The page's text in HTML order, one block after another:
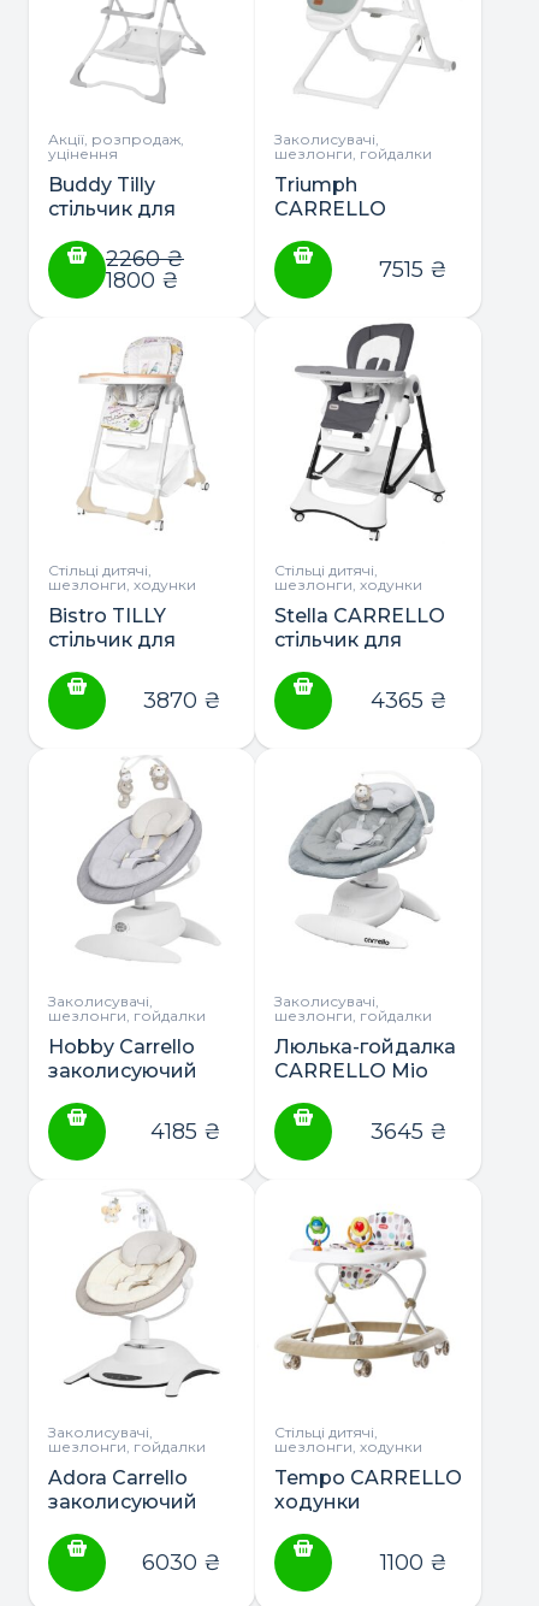
Акції, розпродаж,
уцінення
Buddy Tilly
стільчик для
2260₴
1800 ₴
Заколисувачі,
шезлонги, гойдалки
Triumph
CARRELLO
7515 ₴
Стільці дитячі,
шезлонги, ходунки
Bistro TILLY
стільчик для
3870 ₴
Стільці дитячі,
шезлонги, ходунки
Stella CARRELLO
стільчик для
4365 ₴
Заколисувачі,
шезлонги, гойдалки
Hobby Carrello
заколисуючий
4185 ₴
Заколисувачі,
шезлонги, гойдалки
Люлька-гойдалка
CARRELLO Mio
3645 ₴
Заколисувачі,
шезлонги, гойдалки
Adora Carrello
заколисуючий
6030 ₴
Стільці дитячі,
шезлонги, ходунки
Tempo CARRELLO
ходунки
1100 ₴